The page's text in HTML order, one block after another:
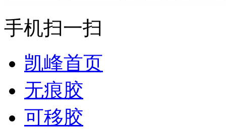
手机扫一扫
凯峰首页
无痕胶
可移胶